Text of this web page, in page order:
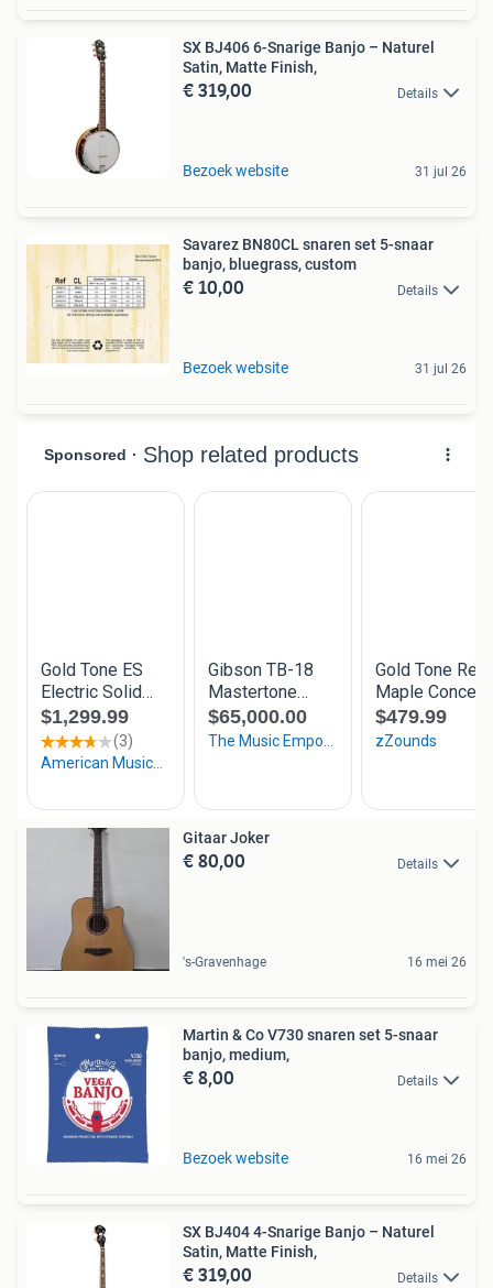
SX BJ406 6-Snarige Banjo – Naturel
Satin, Matte Finish,
€ 319,00 Details
Bezoek website 31 jul 26
Savarez BN80CL snaren set 5-snaar
banjo, bluegrass, custom
€ 10,00 Details
Bezoek website 31 jul 26
Gitaar Joker
€ 80,00 Details
's-Gravenhage 16 mei 26
Martin & Co V730 snaren set 5-snaar
banjo, medium,
€ 8,00 Details
Bezoek website 16 mei 26
SX BJ404 4-Snarige Banjo – Naturel
Satin, Matte Finish,
€ 319,00 Details